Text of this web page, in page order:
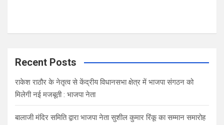
Recent Posts
राकेश राठौर के नेतृत्व से केंद्रीय विधानसभा क्षेत्र में भाजपा संगठन को
मिलेगी नई मजबूती : भाजपा नेता
बालाजी मंदिर समिति द्वारा भाजपा नेता सुशील कुमार रिंकू का सम्मान समारोह